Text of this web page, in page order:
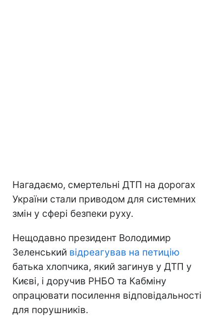
Нагадаємо, смертельні ДТП на дорогах
України стали приводом для системних
змін у сфері безпеки руху.
Нещодавно президент Володимир
Зеленський відреагував на петицію
батька хлопчика, який загинув у ДТП у
Києві, і доручив РНБО та Кабміну
опрацювати посилення відповідальності
для порушників.